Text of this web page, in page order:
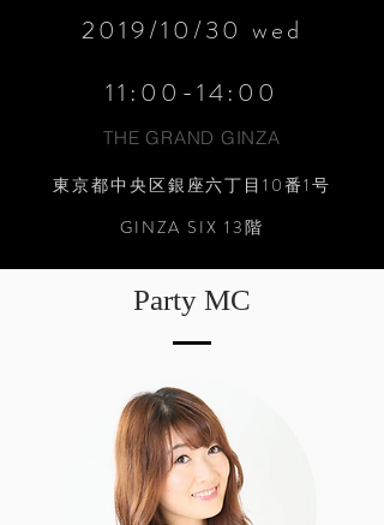
2019/10/30 wed
11:00-14:00
THE GRAND GINZA
東京都中央区銀座六丁目10番1号
GINZA SIX 13階
Party MC